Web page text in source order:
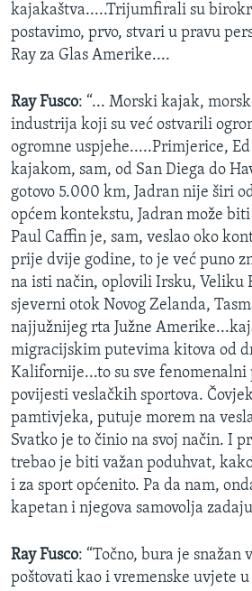
kajakaštva.....Trijumfirali su
postavimo, prvo, stvari u pravu
Ray za Glas Amerike....
Ray Fusco: “... Morski kajak,
industrija koji su već ostvarili
ogromne uspjehe.....Primjerice,
kajakom, sam, od San Diega do
gotovo 5.000 km, Jadran nije širi
općem kontekstu, Jadran može
Paul Caffin je, sam, veslao oko
prije dvije godine, to je već puno
na isti način, oplovili Irsku, Veliku
sjeverni otok Novog Zelanda,
najjužnijeg rta Južne
migracijskim putevima kitova od
Kalifornije...to su sve fenomenalni
povijesti veslačkih sportova.
pamtivjeka, putuje morem na
Svatko je to činio na svoj način. I
trebao je biti važan poduhvat,
i za sport općenito. Pa da nam,
kapetan i njegova samovolja
Ray Fusco: “Točno, bura je snažan
poštovati kao i vremenske uvjete